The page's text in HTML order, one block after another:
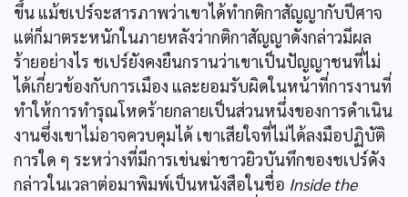
ขึ้น แม้ชเปร์จะสารภาพว่าเขาได้ทำกติกาสัญญากับปีศาจ
แต่ก็มาตระหนักในภายหลังว่ากติกาสัญญาดังกล่าวมีผล
ร้ายอย่างไร ชเปร์ยังคงยืนกรานว่าเขาเป็นปัญญาชนที่ไม่
ได้เกี่ยวข้องกับการเมือง และยอมรับผิดในหน้าที่การงานที่
ทำให้การทำรุณโหดร้ายกลายเป็นส่วนหนึ่งของการดำเนิน
งานซึ่งเขาไม่อาจควบคุมได้ เขาเสียใจที่ไม่ได้ลงมือปฏิบัติ
การใด ๆ ระหว่างที่มีการเข่นฆ่าชาวยิวบันทึกของชเปร์ดัง
กล่าวในเวลาต่อมาพิมพ์เป็นหนังสือในชื่อ Inside the